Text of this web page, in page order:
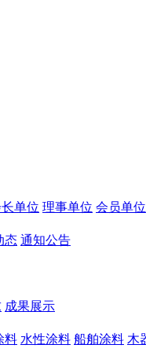
单位 理事单位 会员单位
态 通知公告
成果展示
料 水性涂料 船舶涂料 木